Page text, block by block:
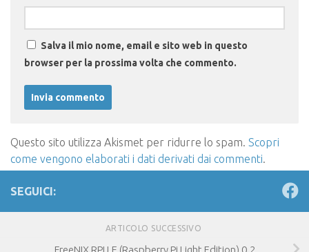
Salva il mio nome, email e sito web in questo
browser per la prossima volta che commento.
Questo sito utilizza Akismet per ridurre lo spam. Scopri
come vengono elaborati i dati derivati dai commenti
SEGUICI:
ARTICOLO SUCCESSIVO
FreeNIX RPI LE (Raspberry Pi Light Edition) 0.2